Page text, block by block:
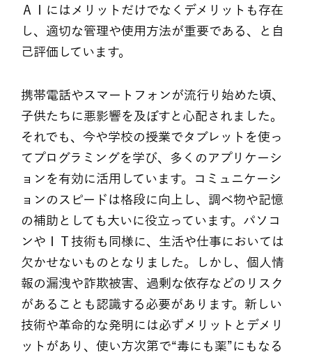
ＡＩにはメリットだけでなくデメリットも存在
し、適切な管理や使用方法が重要である、と自
己評価しています。
携帯電話やスマートフォンが流行り始めた頃、
子供たちに悪影響を及ぼすと心配されました。
それでも、今や学校の授業でタブレットを使っ
てプログラミングを学び、多くのアプリケーシ
ョンを有効に活用しています。コミュニケーシ
ョンのスピードは格段に向上し、調べ物や記憶
の補助としても大いに役立っています。パソコ
ンやＩＴ技術も同様に、生活や仕事においては
欠かせないものとなりました。しかし、個人情
報の漏洩や詐欺被害、過剰な依存などのリスク
があることも認識する必要があります。新しい
技術や革命的な発明には必ずメリットとデメリ
ットがあり、使い方次第で“毒にも薬”にもなる